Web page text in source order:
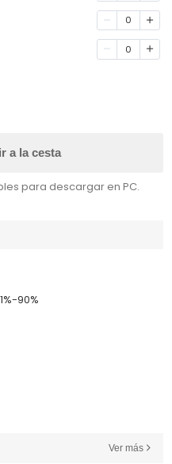
0
0
a la cesta
para descargar en PC.
90%
Ver más